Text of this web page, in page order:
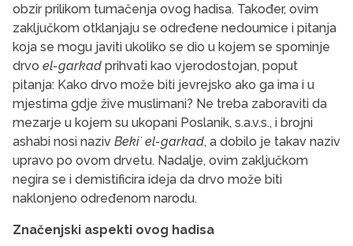
obzir prilikom tumačenja ovog hadisa. Također, ovim
zaključkom otklanjaju se određene nedoumice i pitanja
koja se mogu javiti ukoliko se dio u kojem se spominje
drvo el-garkad prihvati kao vjerodostojan, poput
pitanja: Kako drvo može biti jevrejsko ako ga ima i u
mjestima gdje žive muslimani? Ne treba zaboraviti da
mezarje u kojem su ukopani Poslanik, s.a.v.s., i brojni
ashabi nosi naziv Bekiʻ el-garkad, a dobilo je takav naziv
upravo po ovom drvetu. Nadalje, ovim zaključkom
negira se i demistificira ideja da drvo može biti
naklonjeno određenom narodu.
Značenjski aspekti ovog hadisa